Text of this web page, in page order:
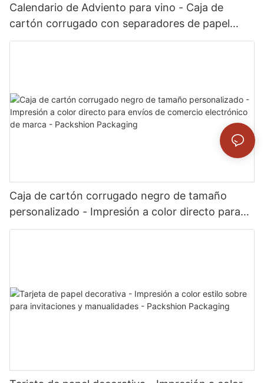
Calendario de Adviento para vino - Caja de
cartón corrugado con separadores de papel
personalizados para minibotellas y viales -
Caja de cartón corrugado negro de tamaño
personalizado - Impresión a color directo para
envíos de comercio electrónico de marca -